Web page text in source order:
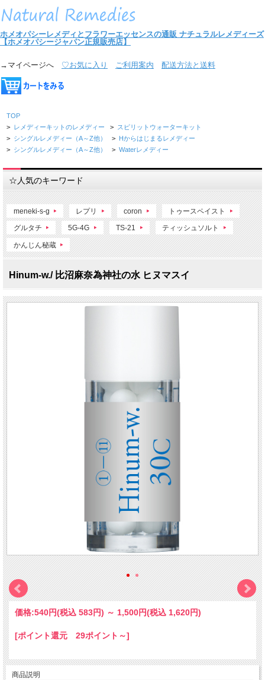
ホメオパシーレメディとフラワーエッセンスの通販 ナチュラルレメディーズ
【ホメオパシージャパン正規販売店】
→マイページへ ♡お気に入り ご利用案内 配送方法と送料
TOP
> レメディーキットのレメディー > スピリットウォーターキット
> シングルレメディー（A～Z他） > Hからはじまるレメディー
> シングルレメディー（A～Z他） > Waterレメディー
☆人気のキーワード
meneki-s-g レプリ coron トゥースペイスト
グルタチ 5G-4G TS-21 ティッシュソルト
かんじん秘蔵
Hinum-w./ 比沼麻奈為神社の水 ヒヌマスイ
価格:540円(税込 583円) ～ 1,500円(税込 1,620円)
[ポイント還元 29ポイント～]
商品説明